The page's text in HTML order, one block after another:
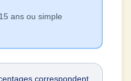
ans ou simple
correspondent